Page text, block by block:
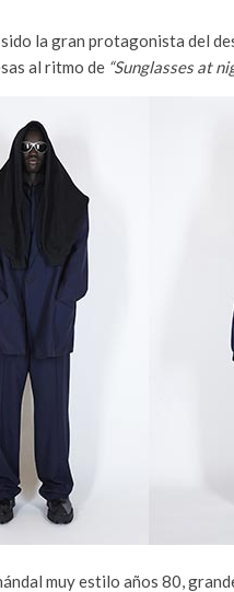
la gran protagonista del
al ritmo de “Sunglasses at
muy estilo años 80,